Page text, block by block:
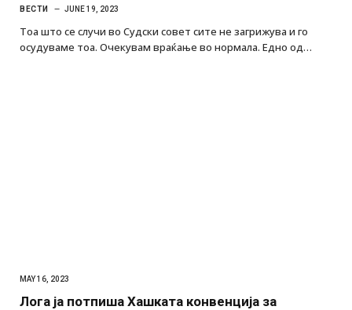
ВЕСТИ JUNE 19, 2023
Тоа што се случи во Судски совет сите не загрижува и го
осудуваме тоа. Очекувам враќање во нормала. Едно од…
MAY 16, 2023
Лога ја потпиша Хашката конвенција за